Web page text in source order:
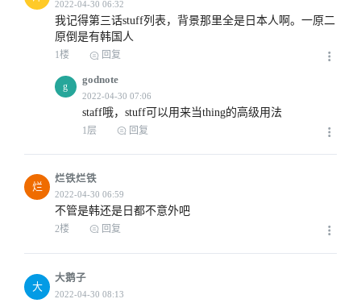
我记得第三话stuff列表，背景那里全是日本人啊。一原二
原倒是有韩国人
1楼 回复
g
godnote
staff哦，stuff可以用来当thing的高级用法
1层 回复
烂
烂铁烂铁
不管是韩还是日都不意外吧
2楼 回复
大
大鹅子